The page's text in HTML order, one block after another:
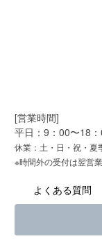
[営業時間]
平日：9：00〜18
休業：土・日・祝・夏
※時間外の受付は翌営
よくある質問